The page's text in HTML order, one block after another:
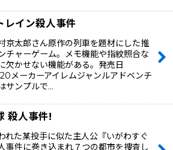
レイン殺人事件
京太郎さん原作の列車を題材にした推
チャーゲーム。メモ機能や指紋照合な
欠かせない機能がある。発売日
メーカーアイレムジャンルアドベンチ
サンプルで…
殺人事件!
れた某投手に似た主人公『いがわすぐ
事件に巻き込まれ７つの都市を捜査し